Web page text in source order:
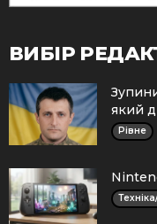
ВИБІР
який
Рівне